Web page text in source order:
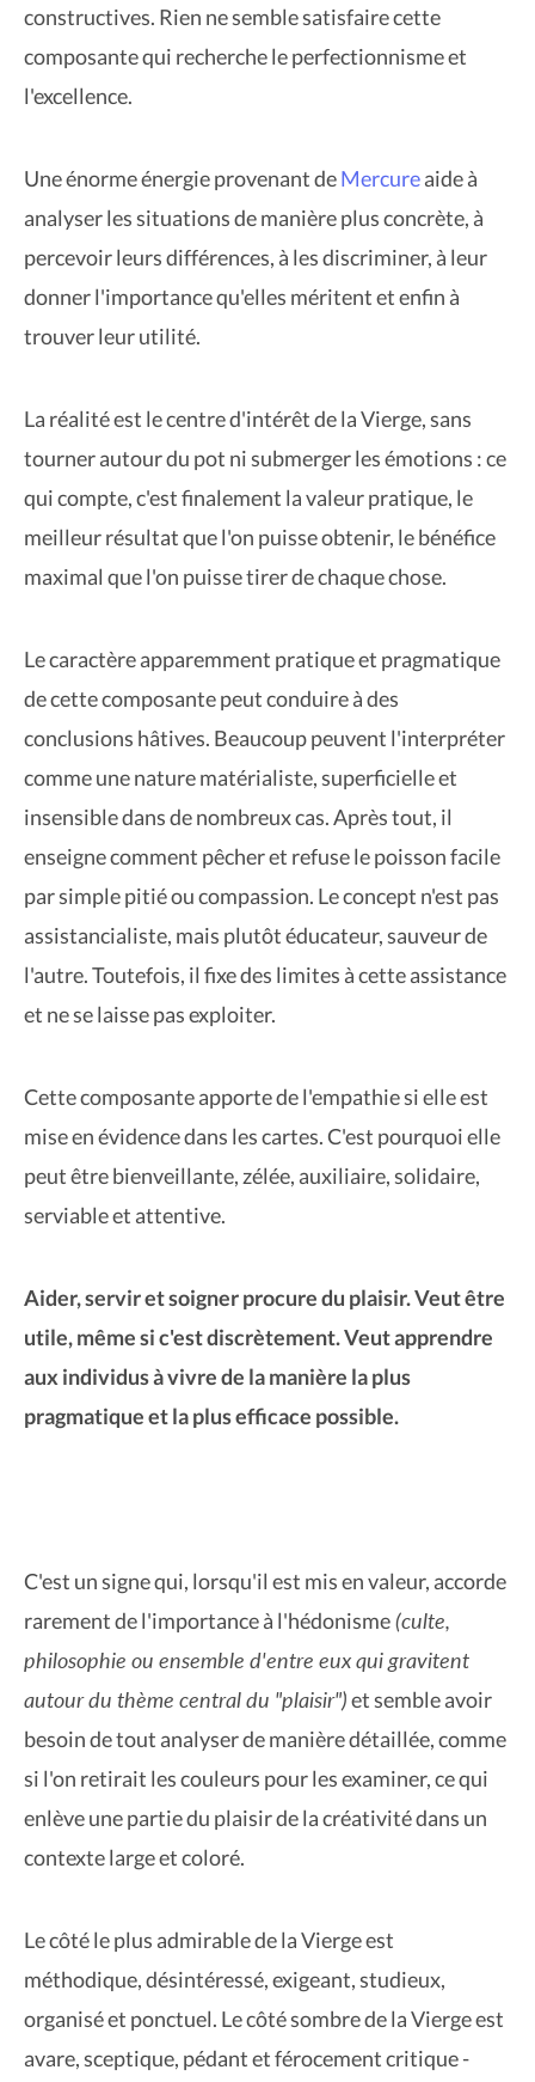
constructives. Rien ne semble satisfaire cette
composante qui recherche le perfectionnisme et
l'excellence.
Une énorme énergie provenant deMercureaide à
analyser les situations de manière plus concrète, à
percevoir leurs différences, à les discriminer, à leur
donner l'importance qu'elles méritent et enfin à
trouver leur utilité.
La réalité est le centre d'intérêt de la Vierge, sans
tourner autour du pot ni submerger les émotions : ce
qui compte, c'est finalement la valeur pratique, le
meilleur résultat que l'on puisse obtenir, le bénéfice
maximal que l'on puisse tirer de chaque chose.
Le caractère apparemment pratique et pragmatique
de cette composante peut conduire à des
conclusions hâtives. Beaucoup peuvent l'interpréter
comme une nature matérialiste, superficielle et
insensible dans de nombreux cas. Après tout, il
enseigne comment pêcher et refuse le poisson facile
par simple pitié ou compassion. Le concept n'est pas
assistancialiste, mais plutôt éducateur, sauveur de
l'autre. Toutefois, il fixe des limites à cette assistance
et ne se laisse pas exploiter.
Cette composante apporte de l'empathie si elle est
mise en évidence dans les cartes. C'est pourquoi elle
peut être bienveillante, zélée, auxiliaire, solidaire,
serviable et attentive.
Aider, servir et soigner procure du plaisir. Veut être
utile, même si c'est discrètement. Veut apprendre
aux individus à vivre de la manière la plus
pragmatique et la plus efficace possible.
C'est un signe qui, lorsqu'il est mis en valeur, accorde
rarement de l'importance à l'hédonisme(culte,
philosophie ou ensemble d'entre eux qui gravitent
autour du thème central du "plaisir")et semble avoir
besoin de tout analyser de manière détaillée, comme
si l'on retirait les couleurs pour les examiner, ce qui
enlève une partie du plaisir de la créativité dans un
contexte large et coloré.
Le côté le plus admirable de la Vierge est
méthodique, désintéressé, exigeant, studieux,
organisé et ponctuel. Le côté sombre de la Vierge est
avare, sceptique, pédant et férocement critique -